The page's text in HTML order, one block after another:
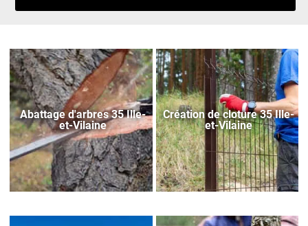
Abattage d'arbres 35 Ille-
et-Vilaine
Création de cloture 35 Ille-
et-Vilaine